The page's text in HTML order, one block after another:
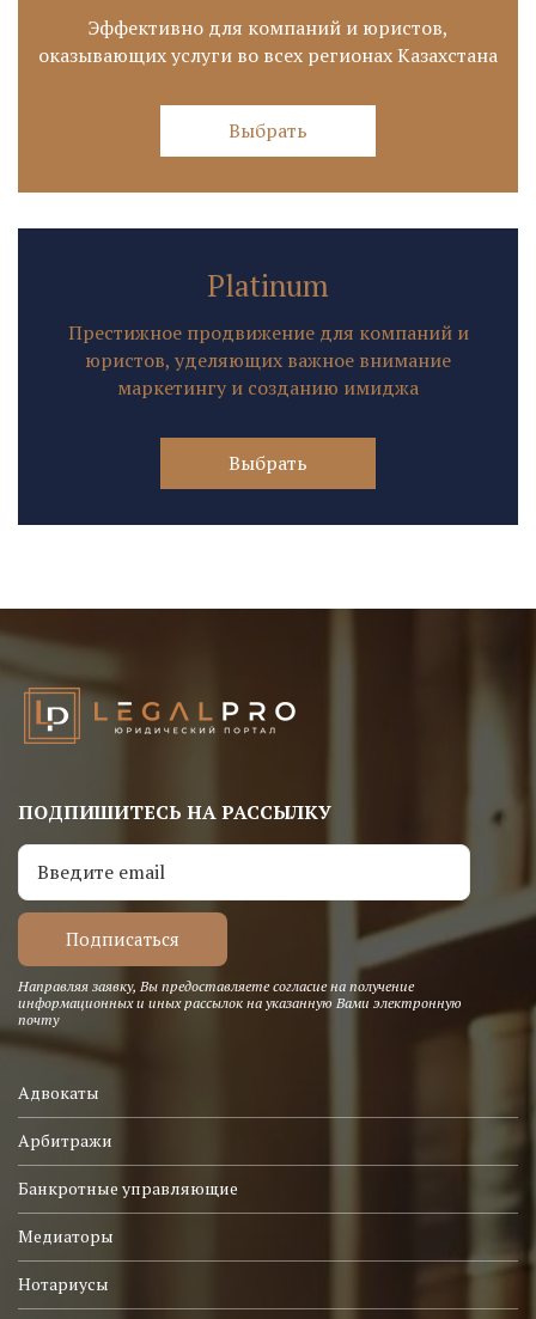
Эффективно для компаний и юристов,
оказывающих услуги во всех регионах Казахстана
Выбрать
Platinum
Престижное продвижение для компаний и
юристов, уделяющих важное внимание
маркетингу и созданию имиджа
Выбрать
ПОДПИШИТЕСЬ НА РАССЫЛКУ
Направляя заявку, Вы предоставляете согласие на получение
информационных и иных рассылок на указанную Вами электронную
почту
Адвокаты
Арбитражи
Банкротные управляющие
Медиаторы
Нотариусы